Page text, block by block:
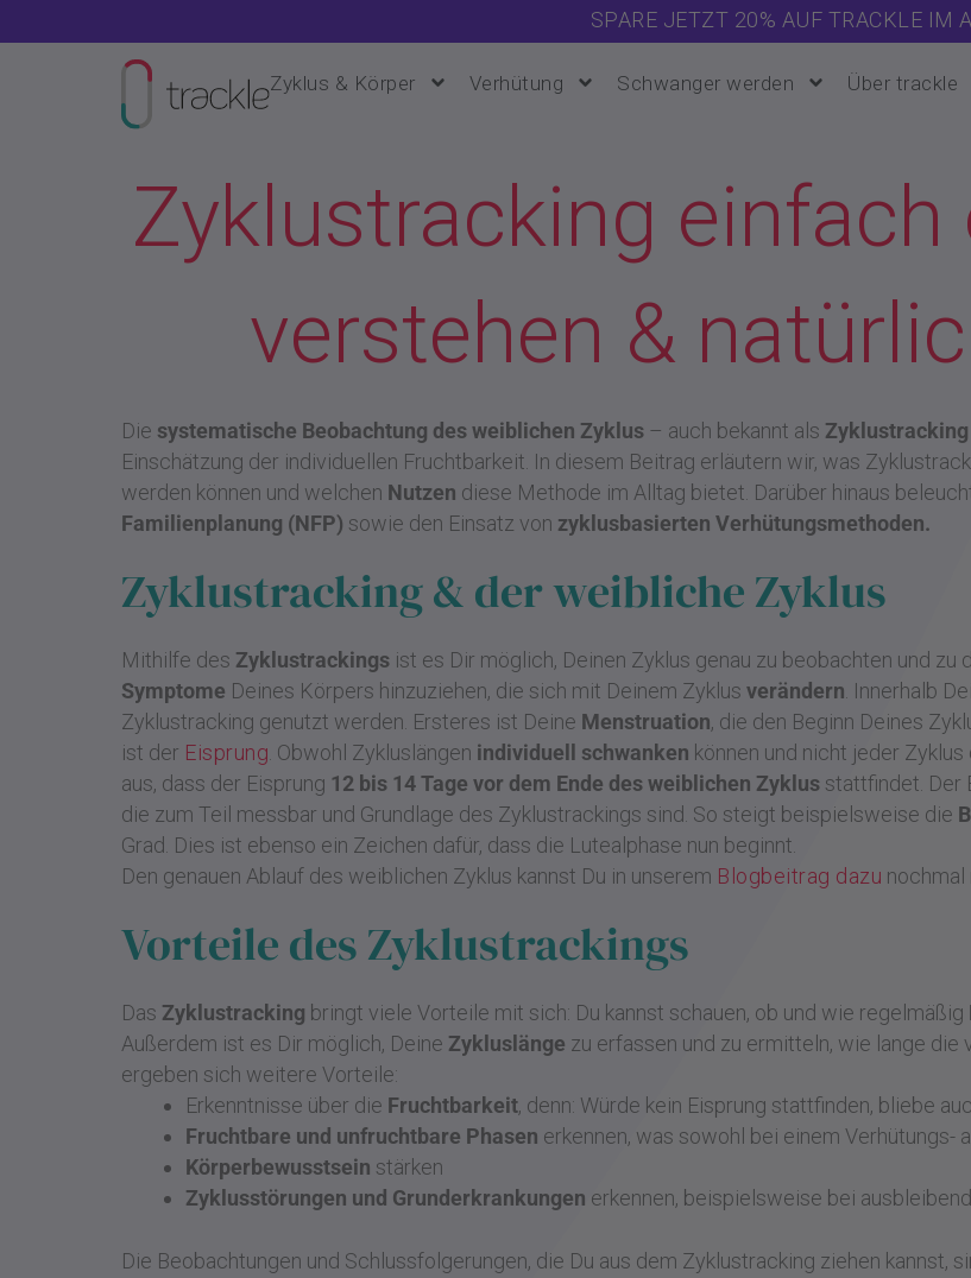
Inhalt
SPARE JETZT 20% AUF TRACKLE IM
Zyklus & Körper Verhütung Schwanger werden Über trackle
Zyklustracking einfach
verstehen &
Die systematische Beobachtung des weiblichen Zyklus – auch bekannt als Zyklustracking
Einschätzung der individuellen Fruchtbarkeit. In diesem Beitrag erläutern wir, was
werden können und welchen Nutzen diese Methode im Alltag bietet. Darüber hinaus
Familienplanung (NFP) sowie den Einsatz von zyklusbasierten Verhütungsmethoden.
Zyklustracking & der weibliche Zyklus
Mithilfe des Zyklustrackings ist es Dir möglich, Deinen Zyklus genau zu beobachten und
Symptome Deines Körpers hinzuziehen, die sich mit Deinem Zyklus verändern. Innerhalb
Zyklustracking genutzt werden. Ersteres ist Deine Menstruation, die den Beginn Deines
ist der Eisprung. Obwohl Zykluslängen individuell schwanken können und nicht jeder
aus, dass der Eisprung 12 bis 14 Tage vor dem Ende des weiblichen Zyklus stattfindet. Der
die zum Teil messbar und Grundlage des Zyklustrackings sind. So steigt beispielsweise die
Grad. Dies ist ebenso ein Zeichen dafür, dass die Lutealphase nun beginnt.
Den genauen Ablauf des weiblichen Zyklus kannst Du in unserem Blogbeitrag dazu nochmal
Vorteile des Zyklustrackings
Das Zyklustracking bringt viele Vorteile mit sich: Du kannst schauen, ob und wie regelmäßig
Außerdem ist es Dir möglich, Deine Zykluslänge zu erfassen und zu ermitteln, wie lange die
ergeben sich weitere Vorteile:
Erkenntnisse über die Fruchtbarkeit, denn: Würde kein Eisprung stattfinden, bliebe
Fruchtbare und unfruchtbare Phasen erkennen, was sowohl bei einem Verhütungs-
Körperbewusstsein stärken
Zyklusstörungen und Grunderkrankungen erkennen, beispielsweise bei
Die Beobachtungen und Schlussfolgerungen, die Du aus dem Zyklustracking ziehen kannst,